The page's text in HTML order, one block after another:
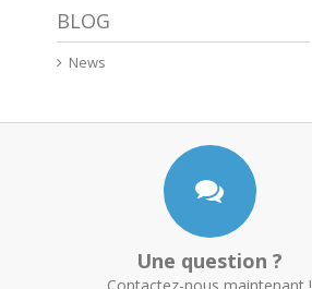
BLOG
News
Une question ?